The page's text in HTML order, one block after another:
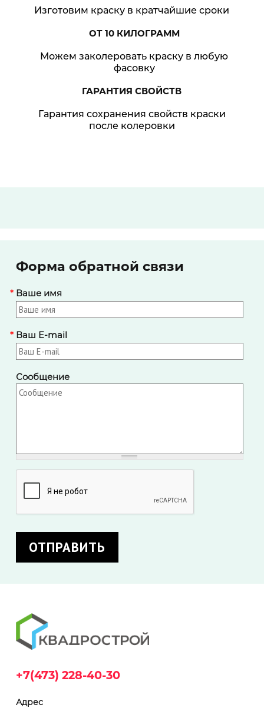
Изготовим краску в кратчайшие сроки
ОТ 10КИЛОГРАММ
Можем заколеровать краску в любую
фасовку
ГАРАНТИЯ СВОЙСТВ
Гарантия сохранения свойств краски
после колеровки
Форма обратной связи
Ваше имя
*
Ваш E-mail
*
Сообщение
+7(473) 228-40-30
Адрес